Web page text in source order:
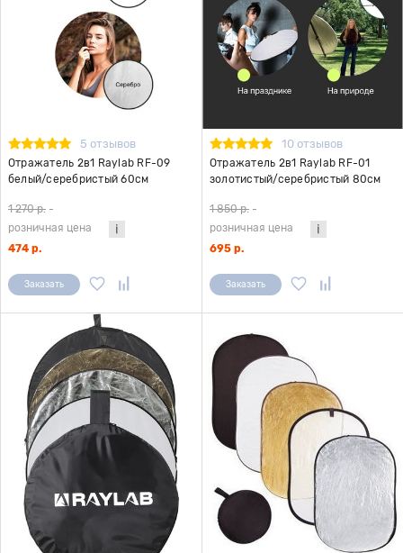
5 отзывов
Отражатель 2в1 Raylab RF-09
белый/серебристый 60см
1 270 р. -
розничная цена
474 р.
Заказать
10 отзывов
Отражатель 2в1 Raylab RF-01
золотистый/серебристый 80см
1 850 р. -
розничная цена
695 р.
Заказать